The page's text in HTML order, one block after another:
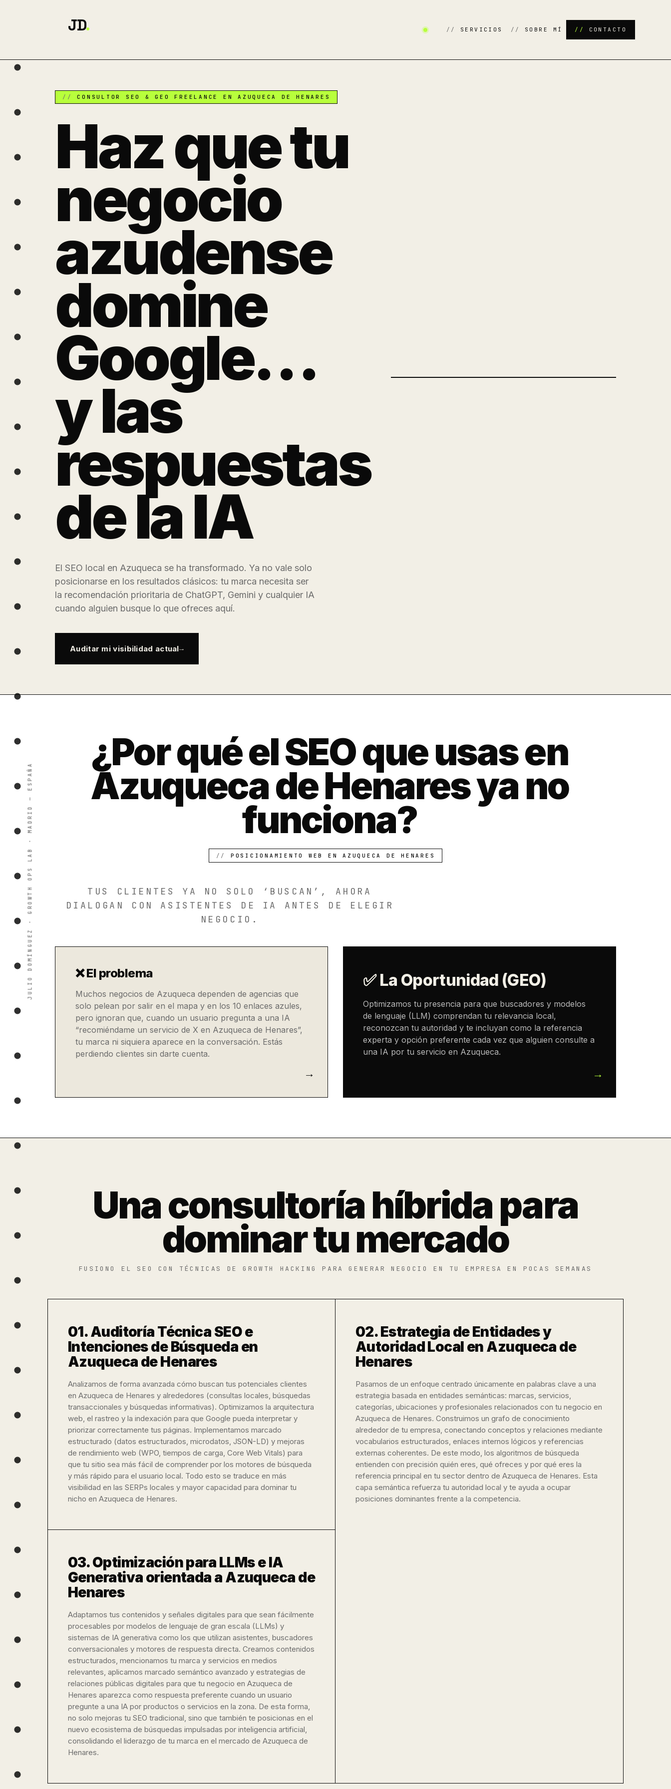
JD. SERVICIOS SOBRE MÍ CONTACTO
CONSULTOR SEO & GEO FREELANCE EN AZUQUECA DE HENARES
Haz que tu
negocio
azudense
domine
Google…
y las
respuestas
de la IA
El SEO local en Azuqueca se ha transformado. Ya no vale solo
posicionarse en los resultados clásicos: tu marca necesita ser
la recomendación prioritaria de ChatGPT, Gemini y cualquier IA
cuando alguien busque lo que ofreces aquí.
Auditar mi visibilidad actual
¿Por qué el SEO que usas en
Azuqueca de Henares ya no
funciona?
POSICIONAMIENTO WEB EN AZUQUECA DE HENARES
TUS CLIENTES YA NO SOLO ‘BUSCAN’, AHORA
DIALOGAN CON ASISTENTES DE IA ANTES DE ELEGIR
NEGOCIO.
❌ El problema
Muchos negocios de Azuqueca dependen de agencias que
solo pelean por salir en el mapa y en los 10 enlaces azules,
pero ignoran que, cuando un usuario pregunta a una IA
“recomiéndame un servicio de X en Azuqueca de Henares”,
tu marca ni siquiera aparece en la conversación. Estás
perdiendo clientes sin darte cuenta.
✅ La Oportunidad (GEO)
Optimizamos tu presencia para que buscadores y modelos
de lenguaje (LLM) comprendan tu relevancia local,
reconozcan tu autoridad y te incluyan como la referencia
experta y opción preferente cada vez que alguien consulte a
una IA por tu servicio en Azuqueca.
Una consultoría híbrida para
dominar tu mercado
FUSIONO EL SEO CON TÉCNICAS DE GROWTH HACKING PARA GENERAR NEGOCIO EN TU EMPRESA EN POCAS SEMANAS
01. Auditoría Técnica SEO e
Intenciones de Búsqueda en
Azuqueca de Henares
Analizamos de forma avanzada cómo buscan tus potenciales clientes
en Azuqueca de Henares y alrededores (consultas locales, búsquedas
transaccionales y búsquedas informativas). Optimizamos la arquitectura
web, el rastreo y la indexación para que Google pueda interpretar y
priorizar correctamente tus páginas. Implementamos marcado
estructurado (datos estructurados, microdatos, JSON-LD) y mejoras
de rendimiento web (WPO, tiempos de carga, Core Web Vitals) para
que tu sitio sea más fácil de comprender por los motores de búsqueda
y más rápido para el usuario local. Todo esto se traduce en más
visibilidad en las SERPs locales y mayor capacidad para dominar tu
nicho en Azuqueca de Henares.
02. Estrategia de Entidades y
Autoridad Local en Azuqueca de
Henares
Pasamos de un enfoque centrado únicamente en palabras clave a una
estrategia basada en entidades semánticas: marcas, servicios,
categorías, ubicaciones y profesionales relacionados con tu negocio en
Azuqueca de Henares. Construimos un grafo de conocimiento
alrededor de tu empresa, conectando conceptos y relaciones mediante
vocabularios estructurados, enlaces internos lógicos y referencias
externas coherentes. De este modo, los algoritmos de búsqueda
entienden con precisión quién eres, qué ofreces y por qué eres la
referencia principal en tu sector dentro de Azuqueca de Henares. Esta
capa semántica refuerza tu autoridad local y te ayuda a ocupar
posiciones dominantes frente a la competencia.
03. Optimización para LLMs e IA
Generativa orientada a Azuqueca de
Henares
Adaptamos tus contenidos y señales digitales para que sean fácilmente
procesables por modelos de lenguaje de gran escala (LLMs) y
sistemas de IA generativa como los que utilizan asistentes, buscadores
conversacionales y motores de respuesta directa. Creamos contenidos
estructurados, mencionamos tu marca y servicios en medios
relevantes, aplicamos marcado semántico avanzado y estrategias de
relaciones públicas digitales para que tu negocio en Azuqueca de
Henares aparezca como respuesta preferente cuando un usuario
pregunte a una IA por productos o servicios en la zona. De esta forma,
no solo mejoras tu SEO tradicional, sino que también te posicionas en el
nuevo ecosistema de búsquedas impulsadas por inteligencia artificial,
consolidando el liderazgo de tu marca en el mercado de Azuqueca de
Henares.